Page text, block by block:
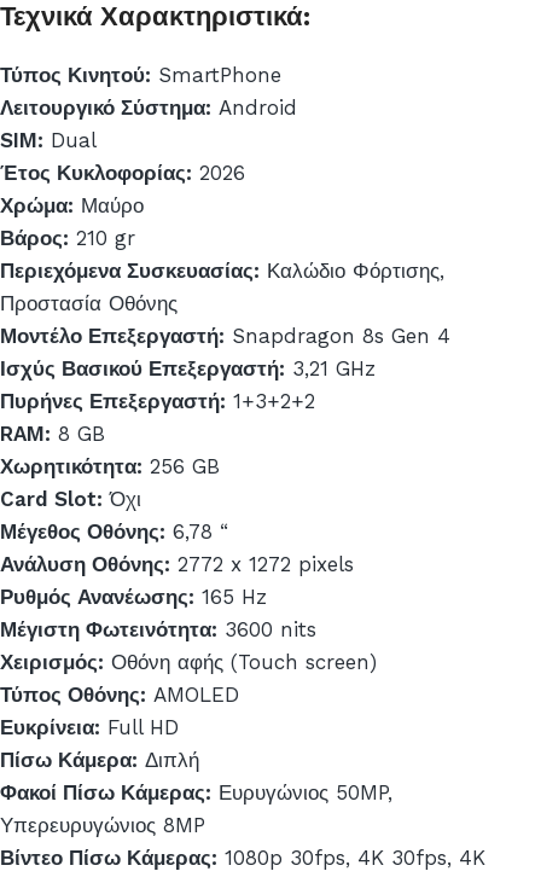
Τεχνικά Χαρακτηριστικά:
Τύπος Κινητού: SmartPhone
Λειτουργικό Σύστημα: Android
SIM: Dual
Έτος Κυκλοφορίας: 2026
Χρώμα: Μαύρο
Βάρος: 210 gr
Περιεχόμενα Συσκευασίας: Καλώδιο Φόρτισης,
Προστασία Οθόνης
Μοντέλο Επεξεργαστή: Snapdragon 8s Gen 4
Ισχύς Βασικού Επεξεργαστή: 3,21 GHz
Πυρήνες Επεξεργαστή: 1+3+2+2
RAM: 8 GB
Χωρητικότητα: 256 GB
Card Slot: Όχι
Μέγεθος Οθόνης: 6,78 “
Ανάλυση Οθόνης: 2772 x 1272 pixels
Ρυθμός Ανανέωσης: 165 Hz
Μέγιστη Φωτεινότητα: 3600 nits
Χειρισμός: Οθόνη αφής (Touch screen)
Τύπος Οθόνης: AMOLED
Ευκρίνεια: Full HD
Πίσω Κάμερα: Διπλή
Φακοί Πίσω Κάμερας: Ευρυγώνιος 50MP,
Υπερευρυγώνιος 8MP
Βίντεο Πίσω Κάμερας: 1080p 30fps, 4K 30fps, 4K